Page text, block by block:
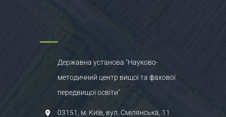
Державна установа "Науково-
методичний центр вищої та фахової
передвищої освіти"
03151, м. Київ, вул. Смілянська, 11